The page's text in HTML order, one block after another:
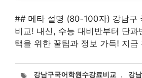
## 메타 설명 (80-100자) 강남구
비교! 내신, 수능 대비반부터 단과
택을 위한 꿀팁과 정보 가득! 지금
태강남구국어학원수강료비교 , 강